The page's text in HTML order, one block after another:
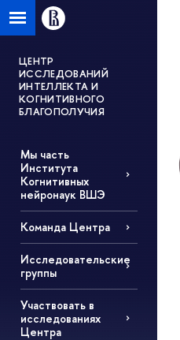
ЦЕНТР
ИССЛЕДОВАНИЙ
ИНТЕЛЛЕКТА И
КОГНИТИВНОГО
БЛАГОПОЛУЧИЯ
Мы часть
Института
Когнитивных
нейронаук ВШЭ
Команда Центра
Исследовательские
группы
Участвовать в
исследованиях
Центра